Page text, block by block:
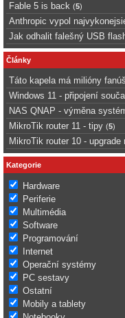
Fable 5 is back (5)
Anthropic vypol
Jak odhalit falešný USB
Články
Táto kapela má milióny
Windows 11 - připojení
NAS QNAP - výměna
MikroTik router 11 - tipy (5)
MikroTik router 10 - upgrade
Kategorie
Hardware
Periferie
Multimédia
Software
Programování
Internet
Operační systémy
PC sestavy
Ostatní
Mobily a tablety